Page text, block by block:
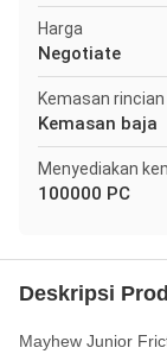
Harga
Negotiate
Kemasan rincian
Kemasan baja
Menyediakan
100000 PC
Deskripsi
Mayhew Junior